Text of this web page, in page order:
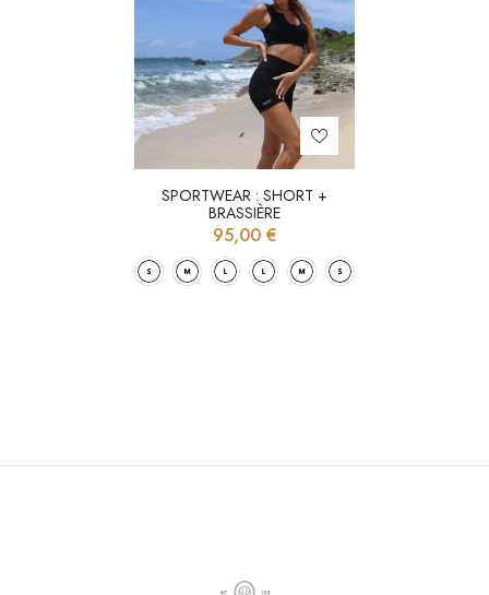
SPORTWEAR : SHORT +
BRASSIÈRE
95,00 €